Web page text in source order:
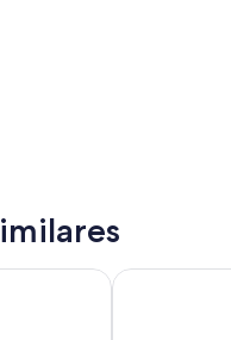
Hotel Puchet